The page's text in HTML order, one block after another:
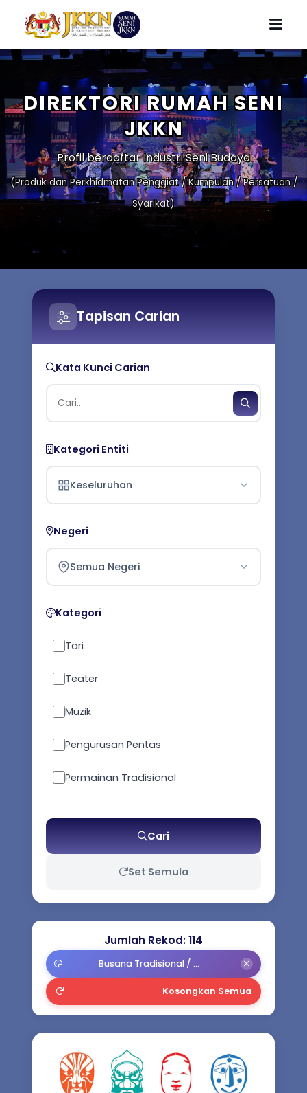
DIREKTORI RUMAH SENI
JKKN
Profil berdaftar Industri Seni Budaya
(Produk dan Perkhidmatan Penggiat / Kumpulan / Persatuan /
Syarikat)
Tapisan Carian
Kata Kunci Carian
Kategori Entiti
Keseluruhan
Negeri
Semua Negeri
Kategori
Tari
Teater
Muzik
Pengurusan Pentas
Permainan Tradisional
Busana Tradisional / Kostum
Budaya
Persatuan Seni Budaya (Umum) /
Syarikat Seni Persembahan
Prasarana Seni Persembahan /
Kampung Budaya
Cari
Set Semula
Jumlah Rekod: 114
Busana Tradisional / Kostum Persembahan / Props
Kosongkan Semua